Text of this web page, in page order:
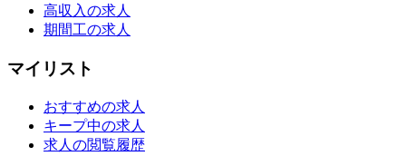
高収入の求人
期間工の求人
マイリスト
おすすめの求人
キープ中の求人
求人の閲覧履歴